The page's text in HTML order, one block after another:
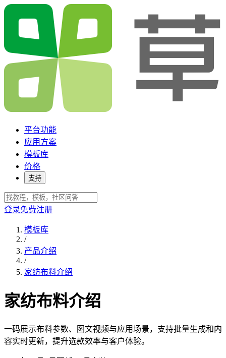
平台功能
应用方案
模板库
价格
支持
登录免费注册
模板库
/
产品介绍
/
家纺布料介绍
家纺布料介绍
一码展示布料参数、图文视频与应用场景，支持批量生成和内
容实时更新，提升选款效率与客户体验。